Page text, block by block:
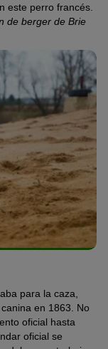
este perro francés.
de berger de Brie
para la caza,
en 1863. No
oficial hasta
oficial se